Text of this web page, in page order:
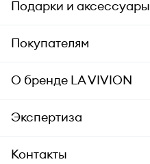
Подарки и аксессуары
Подарки
Уход за украшениями
Аксессуары
Покупателям
Заказ и оплата
Гарантия подлинности
Комплект документов
О бренде LA VIVION
О компании
Экспертиза
Академия LA VIVION
Контакты